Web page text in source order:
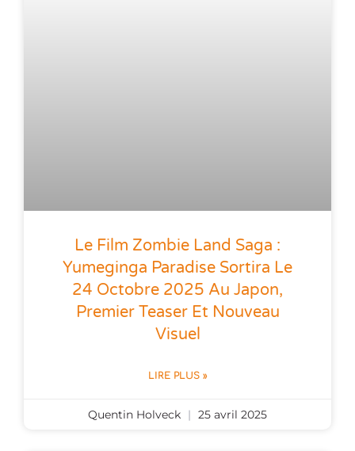
Le Film Zombie Land Saga :
Yumeginga Paradise Sortira Le
24 Octobre 2025 Au Japon,
Premier Teaser Et Nouveau
Visuel
LIRE PLUS »
Quentin Holveck 25 avril 2025